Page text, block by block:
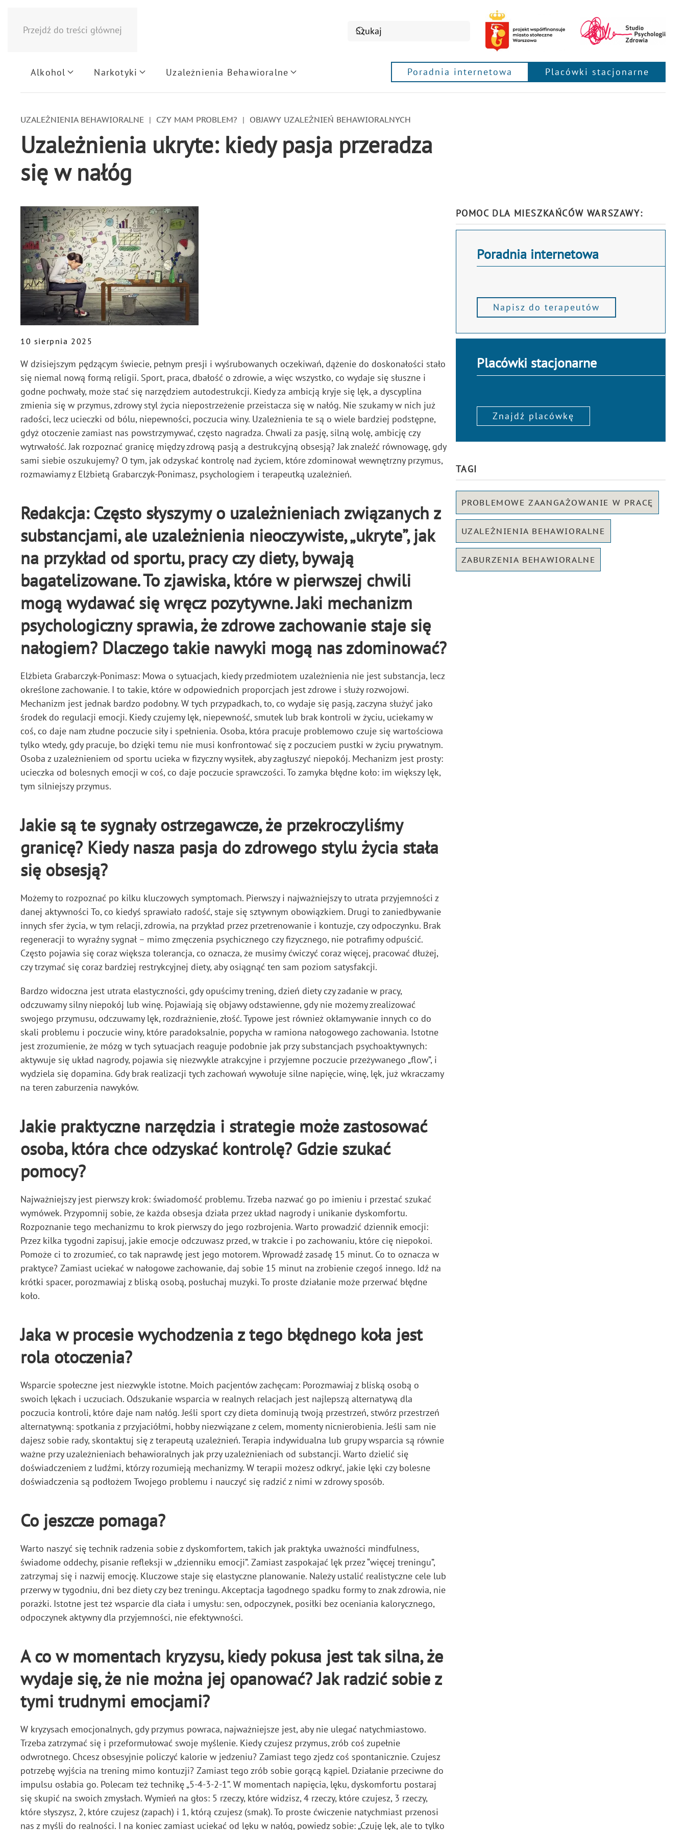
Przejdź do treści głównej
Alkohol Narkotyki Uzależnienia Behawioralne Poradnia internetowa Placówki stacjonarne
UZALEŻNIENIA BEHAWIORALNE CZY MAM PROBLEM? OBJAWY UZALEŻNIEŃ BEHAWIORALNYCH
Uzależnienia ukryte: kiedy pasja przeradza
się w nałóg
10 sierpnia 2025
W dzisiejszym pędzącym świecie, pełnym presji i wyśrubowanych oczekiwań, dążenie do doskonałości stało
się niemal nową formą religii. Sport, praca, dbałość o zdrowie, a więc wszystko, co wydaje się słuszne i
godne pochwały, może stać się narzędziem autodestrukcji. Kiedy za ambicją kryje się lęk, a dyscyplina
zmienia się w przymus, zdrowy styl życia niepostrzeżenie przeistacza się w nałóg. Nie szukamy w nich już
radości, lecz ucieczki od bólu, niepewności, poczucia winy. Uzależnienia te są o wiele bardziej podstępne,
gdyż otoczenie zamiast nas powstrzymywać, często nagradza. Chwali za pasję, silną wolę, ambicję czy
wytrwałość. Jak rozpoznać granicę między zdrową pasją a destrukcyjną obsesją? Jak znaleźć równowagę, gdy
sami siebie oszukujemy? O tym, jak odzyskać kontrolę nad życiem, które zdominował wewnętrzny przymus,
rozmawiamy z Elżbietą Grabarczyk-Ponimasz, psychologiem i terapeutką uzależnień.
Redakcja: Często słyszymy o uzależnieniach związanych z
substancjami, ale uzależnienia nieoczywiste, „ukryte”, jak
na przykład od sportu, pracy czy diety, bywają
bagatelizowane. To zjawiska, które w pierwszej chwili
mogą wydawać się wręcz pozytywne. Jaki mechanizm
psychologiczny sprawia, że zdrowe zachowanie staje się
nałogiem? Dlaczego takie nawyki mogą nas zdominować?
Elżbieta Grabarczyk-Ponimasz: Mowa o sytuacjach, kiedy przedmiotem uzależnienia nie jest substancja, lecz
określone zachowanie. I to takie, które w odpowiednich proporcjach jest zdrowe i służy rozwojowi.
Mechanizm jest jednak bardzo podobny. W tych przypadkach, to, co wydaje się pasją, zaczyna służyć jako
środek do regulacji emocji. Kiedy czujemy lęk, niepewność, smutek lub brak kontroli w życiu, uciekamy w
coś, co daje nam złudne poczucie siły i spełnienia. Osoba, która pracuje problemowo czuje się wartościowa
tylko wtedy, gdy pracuje, bo dzięki temu nie musi konfrontować się z poczuciem pustki w życiu prywatnym.
Osoba z uzależnieniem od sportu ucieka w fizyczny wysiłek, aby zagłuszyć niepokój. Mechanizm jest prosty:
ucieczka od bolesnych emocji w coś, co daje poczucie sprawczości. To zamyka błędne koło: im większy lęk,
tym silniejszy przymus.
Jakie są te sygnały ostrzegawcze, że przekroczyliśmy
granicę? Kiedy nasza pasja do zdrowego stylu życia stała
się obsesją?
Możemy to rozpoznać po kilku kluczowych symptomach. Pierwszy i najważniejszy to utrata przyjemności z
danej aktywności To, co kiedyś sprawiało radość, staje się sztywnym obowiązkiem. Drugi to zaniedbywanie
innych sfer życia, w tym relacji, zdrowia, na przykład przez przetrenowanie i kontuzje, czy odpoczynku. Brak
regeneracji to wyraźny sygnał – mimo zmęczenia psychicznego czy fizycznego, nie potrafimy odpuścić.
Często pojawia się coraz większa tolerancja, co oznacza, że musimy ćwiczyć coraz więcej, pracować dłużej,
czy trzymać się coraz bardziej restrykcyjnej diety, aby osiągnąć ten sam poziom satysfakcji.
Bardzo widoczna jest utrata elastyczności, gdy opuścimy trening, dzień diety czy zadanie w pracy,
odczuwamy silny niepokój lub winę. Pojawiają się objawy odstawienne, gdy nie możemy zrealizować
swojego przymusu, odczuwamy lęk, rozdrażnienie, złość. Typowe jest również okłamywanie innych co do
skali problemu i poczucie winy, które paradoksalnie, popycha w ramiona nałogowego zachowania. Istotne
jest zrozumienie, że mózg w tych sytuacjach reaguje podobnie jak przy substancjach psychoaktywnych:
aktywuje się układ nagrody, pojawia się niezwykle atrakcyjne i przyjemne poczucie przeżywanego „flow”, i
wydziela się dopamina. Gdy brak realizacji tych zachowań wywołuje silne napięcie, winę, lęk, już wkraczamy
na teren zaburzenia nawyków.
Jakie praktyczne narzędzia i strategie może zastosować
osoba, która chce odzyskać kontrolę? Gdzie szukać
pomocy?
Najważniejszy jest pierwszy krok: świadomość problemu. Trzeba nazwać go po imieniu i przestać szukać
wymówek. Przypomnij sobie, że każda obsesja działa przez układ nagrody i unikanie dyskomfortu.
Rozpoznanie tego mechanizmu to krok pierwszy do jego rozbrojenia. Warto prowadzić dziennik emocji:
Przez kilka tygodni zapisuj, jakie emocje odczuwasz przed, w trakcie i po zachowaniu, które cię niepokoi.
Pomoże ci to zrozumieć, co tak naprawdę jest jego motorem. Wprowadź zasadę 15 minut. Co to oznacza w
praktyce? Zamiast uciekać w nałogowe zachowanie, daj sobie 15 minut na zrobienie czegoś innego. Idź na
krótki spacer, porozmawiaj z bliską osobą, posłuchaj muzyki. To proste działanie może przerwać błędne
koło.
Jaka w procesie wychodzenia z tego błędnego koła jest
rola otoczenia?
Wsparcie społeczne jest niezwykle istotne. Moich pacjentów zachęcam: Porozmawiaj z bliską osobą o
swoich lękach i uczuciach. Odszukanie wsparcia w realnych relacjach jest najlepszą alternatywą dla
poczucia kontroli, które daje nam nałóg. Jeśli sport czy dieta dominują twoją przestrzeń, stwórz przestrzeń
alternatywną: spotkania z przyjaciółmi, hobby niezwiązane z celem, momenty nicnierobienia. Jeśli sam nie
dajesz sobie rady, skontaktuj się z terapeutą uzależnień. Terapia indywidualna lub grupy wsparcia są równie
ważne przy uzależnieniach behawioralnych jak przy uzależnieniach od substancji. Warto dzielić się
doświadczeniem z ludźmi, którzy rozumieją mechanizmy. W terapii możesz odkryć, jakie lęki czy bolesne
doświadczenia są podłożem Twojego problemu i nauczyć się radzić z nimi w zdrowy sposób.
Co jeszcze pomaga?
Warto naszyć się technik radzenia sobie z dyskomfortem, takich jak praktyka uważności mindfulness,
świadome oddechy, pisanie refleksji w „dzienniku emocji”. Zamiast zaspokajać lęk przez “więcej treningu”,
zatrzymaj się i nazwij emocję. Kluczowe staje się elastyczne planowanie. Należy ustalić realistyczne cele lub
przerwy w tygodniu, dni bez diety czy bez treningu. Akceptacja łagodnego spadku formy to znak zdrowia, nie
porażki. Istotne jest też wsparcie dla ciała i umysłu: sen, odpoczynek, posiłki bez oceniania kalorycznego,
odpoczynek aktywny dla przyjemności, nie efektywności.
A co w momentach kryzysu, kiedy pokusa jest tak silna, że
wydaje się, że nie można jej opanować? Jak radzić sobie z
tymi trudnymi emocjami?
W kryzysach emocjonalnych, gdy przymus powraca, najważniejsze jest, aby nie ulegać natychmiastowo.
Trzeba zatrzymać się i przeformułować swoje myślenie. Kiedy czujesz przymus, zrób coś zupełnie
odwrotnego. Chcesz obsesyjnie policzyć kalorie w jedzeniu? Zamiast tego zjedz coś spontanicznie. Czujesz
potrzebę wyjścia na trening mimo kontuzji? Zamiast tego zrób sobie gorącą kąpiel. Działanie przeciwne do
impulsu osłabia go. Polecam też technikę „5-4-3-2-1”. W momentach napięcia, lęku, dyskomfortu postaraj
się skupić na swoich zmysłach. Wymień na głos: 5 rzeczy, które widzisz, 4 rzeczy, które czujesz, 3 rzeczy,
które słyszysz, 2, które czujesz (zapach) i 1, którą czujesz (smak). To proste ćwiczenie natychmiast przenosi
nas z myśli do realności. I na koniec zamiast uciekać od lęku w nałóg, powiedz sobie: „Czuję lęk, ale to tylko
POMOC DLA MIESZKAŃCÓW WARSZAWY:
Poradnia internetowa
Napisz do terapeutów
Placówki stacjonarne
Znajdź placówkę
TAGI
PROBLEMOWE ZAANGAŻOWANIE W PRACĘ
UZALEŻNIENIA BEHAWIORALNE
ZABURZENIA BEHAWIORALNE